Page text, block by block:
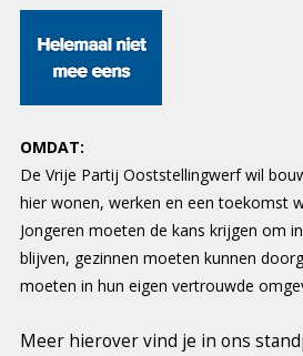
OMDAT:
De Vrije Partij Ooststellingwerf wil
hier wonen, werken en een toekomst
Jongeren moeten de kans krijgen om
blijven, gezinnen moeten kunnen
moeten in hun eigen vertrouwde
Meer hierover vind je in ons